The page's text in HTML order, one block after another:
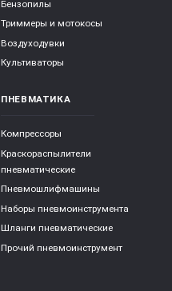
Бензопилы
Триммеры и мотокосы
Воздуходувки
Культиваторы
ПНЕВМАТИКА
Компрессоры
Краскораспылители
пневматические
Пневмошлифмашины
Наборы пневмоинструмента
Шланги пневматические
Прочий пневмоинструмент